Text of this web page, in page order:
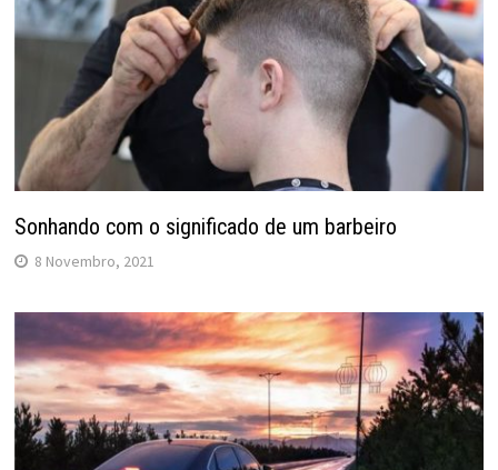
Sonhando com o significado de um barbeiro
8 Novembro, 2021